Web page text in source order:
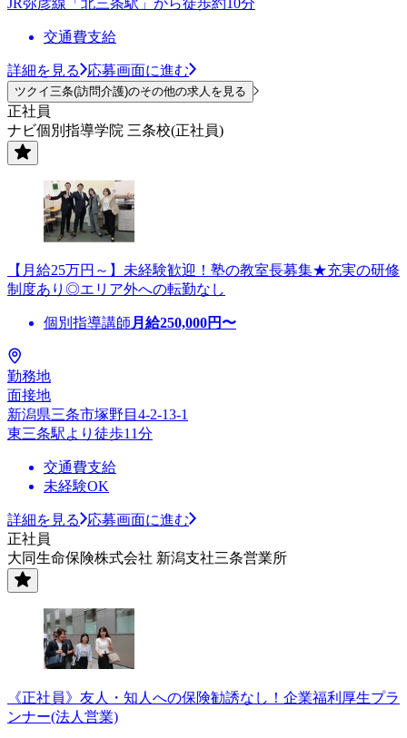
交通費支給
詳細を見る 応募画面に進む
ツクイ三条(訪問介護)のその他の求人を見る
正社員
ナビ個別指導学院 三条校(正社員)
【月給25万円～】未経験歓迎！塾の教室長募集★充実の研修
制度あり◎エリア外への転勤なし
個別指導講師 月給250,000円〜
勤務地
面接地
新潟県三条市塚野目4-2-13-1
東三条駅より徒歩11分
交通費支給
未経験OK
詳細を見る
応募画面に進む
正社員
大同生命保険株式会社 新潟支社三条営業所
《正社員》友人・知人への保険勧誘なし！企業福利厚生プラ
ンナー(法人営業)